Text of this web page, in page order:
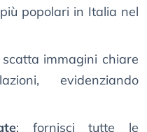
popolari in Italia nel
scatta immagini chiare
evidenziando
: fornisci tutte le